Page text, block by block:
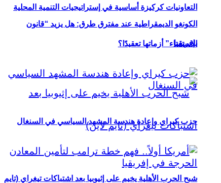
التعاونيات كركيزة أساسية في إستراتيجيات التنمية المحلية
بإفريقيا
شبح الحرب الأهلية يخيم على إثيوبيا بعد اشتباكات تيغراي (تايم
الكونغو الديمقراطية عند مفترق طرق: هل يزيد “قانون
الاستفتاء” أزماتها تعقيدًا؟
حزب كيراي وإعادة هندسة المشهد السياسي في السنغال